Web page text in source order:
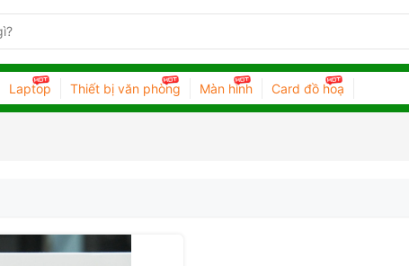
Laptop Thiết bị văn phòng Màn hình Card đồ hoạ